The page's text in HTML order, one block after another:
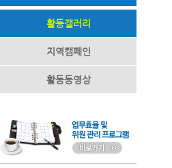
활동갤러리
지역캠페인
활동동영상